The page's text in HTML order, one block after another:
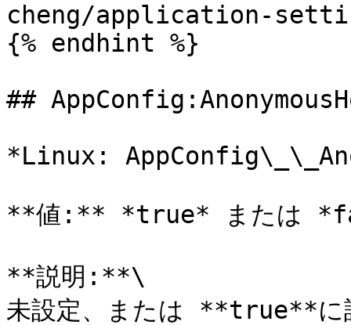
cheng/application-
{% endhint %}
##
*Linux:
**値:** *true* または
**説明:**\
未設定、または **true**に